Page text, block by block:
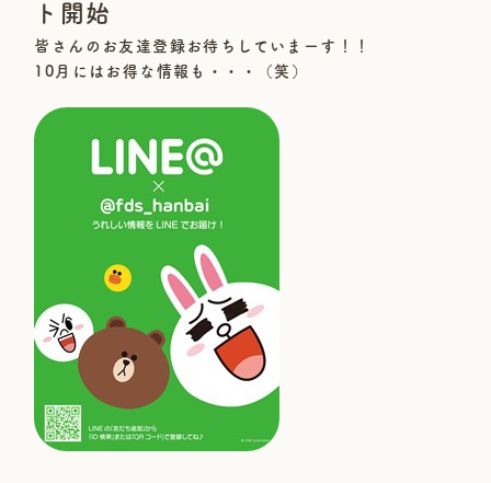
ト開始
皆さんのお友達登録お待ちしていまーす！！
10月にはお得な情報も・・・（笑）